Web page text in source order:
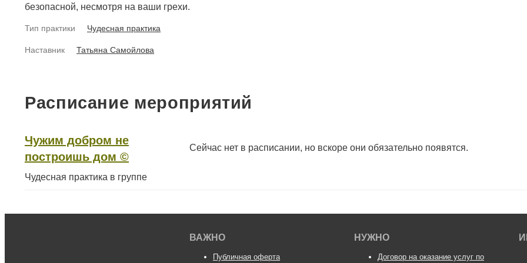
безопасной, несмотря на ваши грехи.
Тип практики Чудесная практика
Наставник Татьяна Самойлова
Расписание мероприятий
Чужим добром не
построишь дом ©
Чудесная практика в группе
Сейчас нет в расписании, но вскоре они обязательно появятся.
ВАЖНО
Публичная оферта
НУЖНО
Договор на оказание услуг по